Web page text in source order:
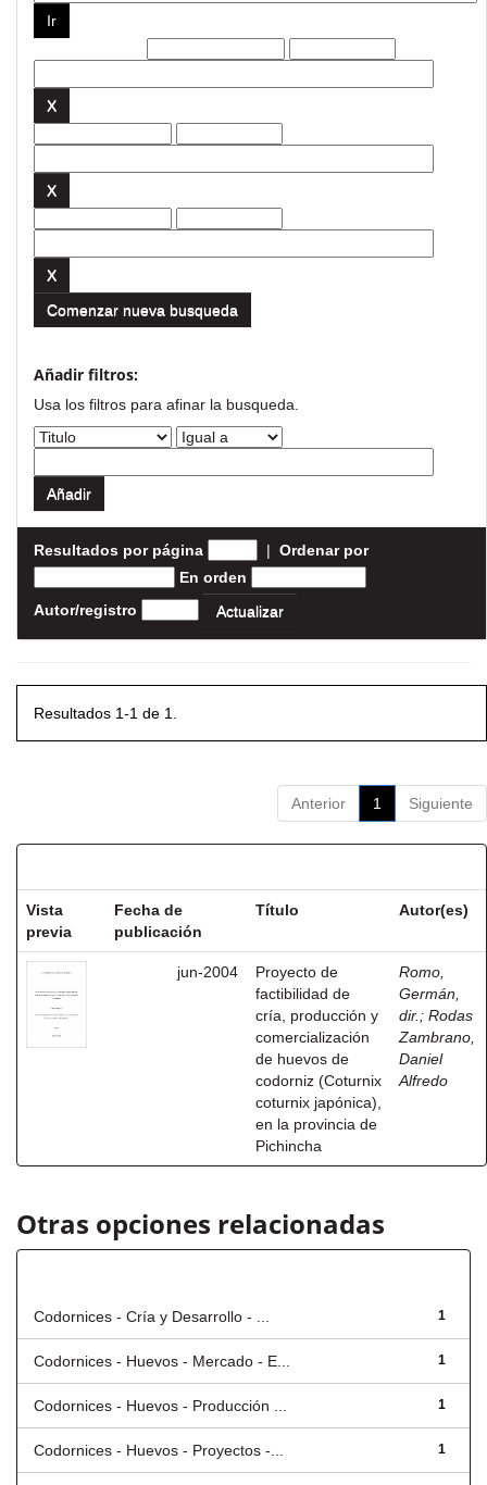
Comenzar nueva busqueda
Añadir filtros:
Usa los filtros para afinar la busqueda.
Resultados por página | Ordenar por
En orden
Autor/registro
Resultados 1-1 de 1.
Anterior 1 Siguiente
Vista
previa
Fecha de
publicación
Título Autor(es)
jun-2004
Proyecto de
factibilidad de
cría, producción y
comercialización
de huevos de
codorniz (Coturnix
coturnix japónica),
en la provincia de
Pichincha
Romo,
Germán,
dir. ; Rodas
Zambrano,
Daniel
Alfredo
Otras opciones relacionadas
1
Codornices - Cría y Desarrollo - ...
1
Codornices - Huevos - Mercado - E...
1
Codornices - Huevos - Producción ...
1
Codornices - Huevos - Proyectos -...